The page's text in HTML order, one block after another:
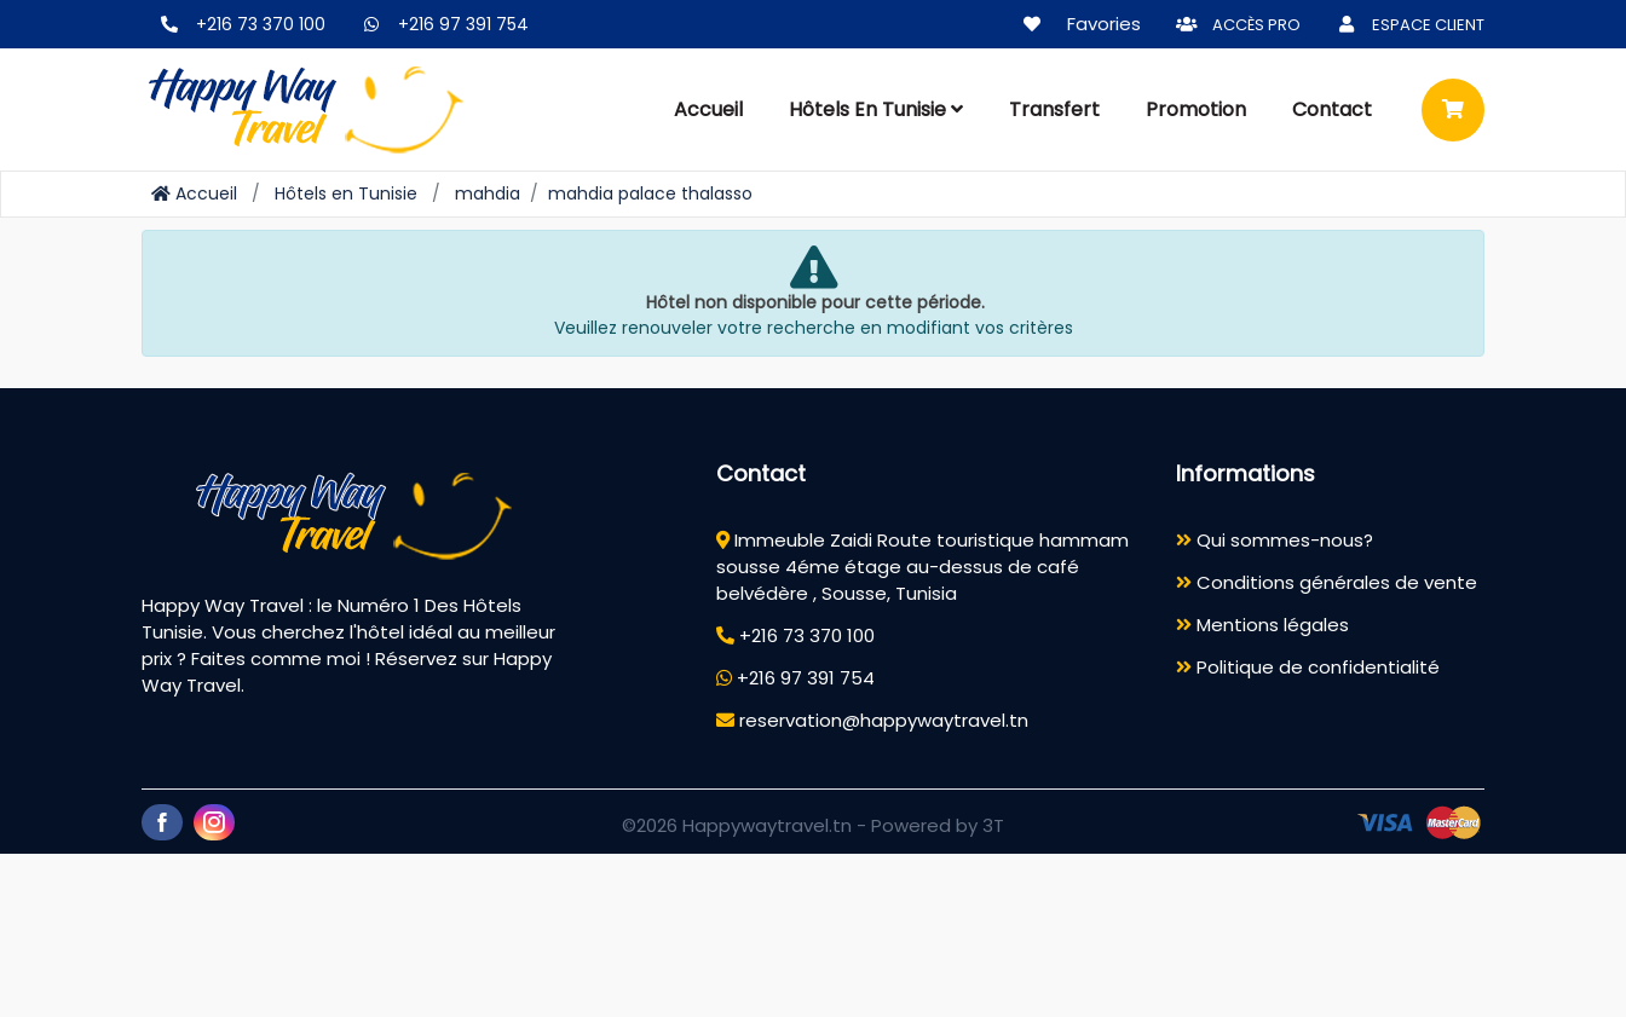
+216 73 370 100 +216 97 391 754 Favories ACCÈS PRO ESPACE CLIENT
Accueil Hôtels En Tunisie Transfert Promotion Contact
Accueil Hôtels en Tunisie mahdia mahdia palace thalasso
Hôtel non disponible pour cette période.
Veuillez renouveler votre recherche en modifiant vos critères
Happy Way Travel : le Numéro 1 Des Hôtels
Tunisie. Vous cherchez l'hôtel idéal au meilleur
prix ? Faites comme moi ! Réservez sur Happy
Way Travel.
Contact
Immeuble Zaidi Route touristique hammam
sousse 4éme étage au-dessus de café
belvédère , Sousse, Tunisia
+216 73 370 100
+216 97 391 754
reservation@happywaytravel.tn
Informations
Qui sommes-nous?
Conditions générales de vente
Mentions légales
Politique de confidentialité
©2026 Happywaytravel.tn - Powered by 3T